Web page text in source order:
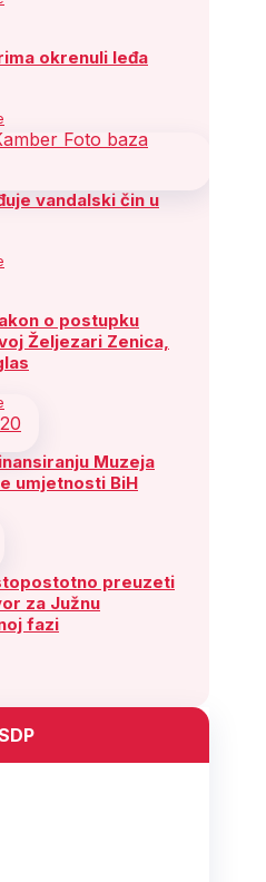
okrenuli leđa
vandalski čin u
o postupku
Željezari Zenica,
Muzeja
umjetnosti BiH
preuzeti
za Južnu
fazi